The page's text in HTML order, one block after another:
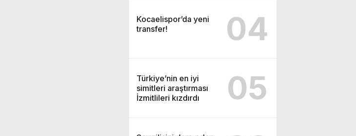
Kocaelispor’da yeni
transfer!
04
Türkiye’nin en iyi
simitleri araştırması
İzmitlileri kızdırdı
05